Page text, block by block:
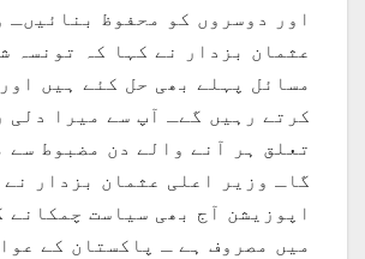
اور دوسروں کو محفوظ بنائیںـ
عثمان بزدار نے کہا کہ تونسہ
مسائل پہلے بھی حل کئے ہیں
کرتے رہیں گےـ آپ سے میرا دلی
تعلق ہر آنے والے دن مضبوط سے
گاـ وزیر اعلی عثمان بزدار نے
اپوزیشن آج بھی سیاست چمکانے
میں مصروف ہے ـ پاکستان کے